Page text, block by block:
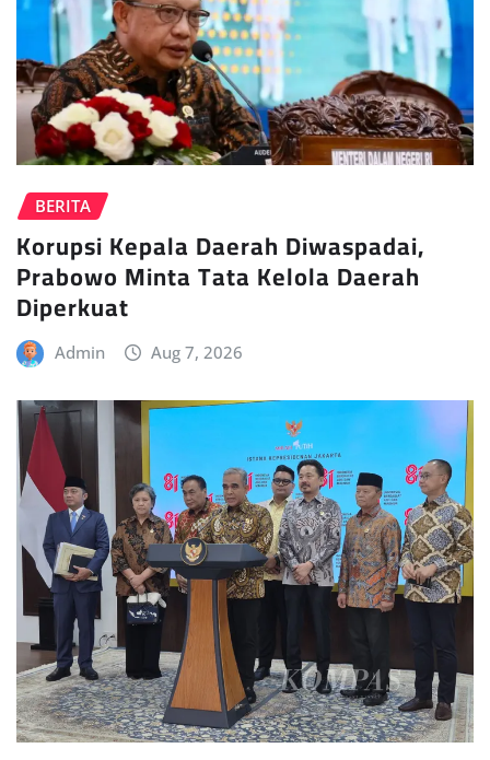
BERITA
Korupsi Kepala Daerah Diwaspadai,
Prabowo Minta Tata Kelola Daerah
Diperkuat
Admin Aug 7, 2026